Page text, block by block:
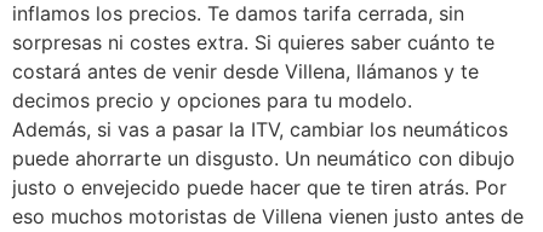
inflamos los precios. Te damos tarifa cerrada, sin
sorpresas ni costes extra. Si quieres saber cuánto te
costará antes de venir desde Villena, llámanos y te
decimos precio y opciones para tu modelo.
Además, si vas a pasar la ITV, cambiar los neumáticos
puede ahorrarte un disgusto. Un neumático con dibujo
justo o envejecido puede hacer que te tiren atrás. Por
eso muchos motoristas de Villena vienen justo antes de